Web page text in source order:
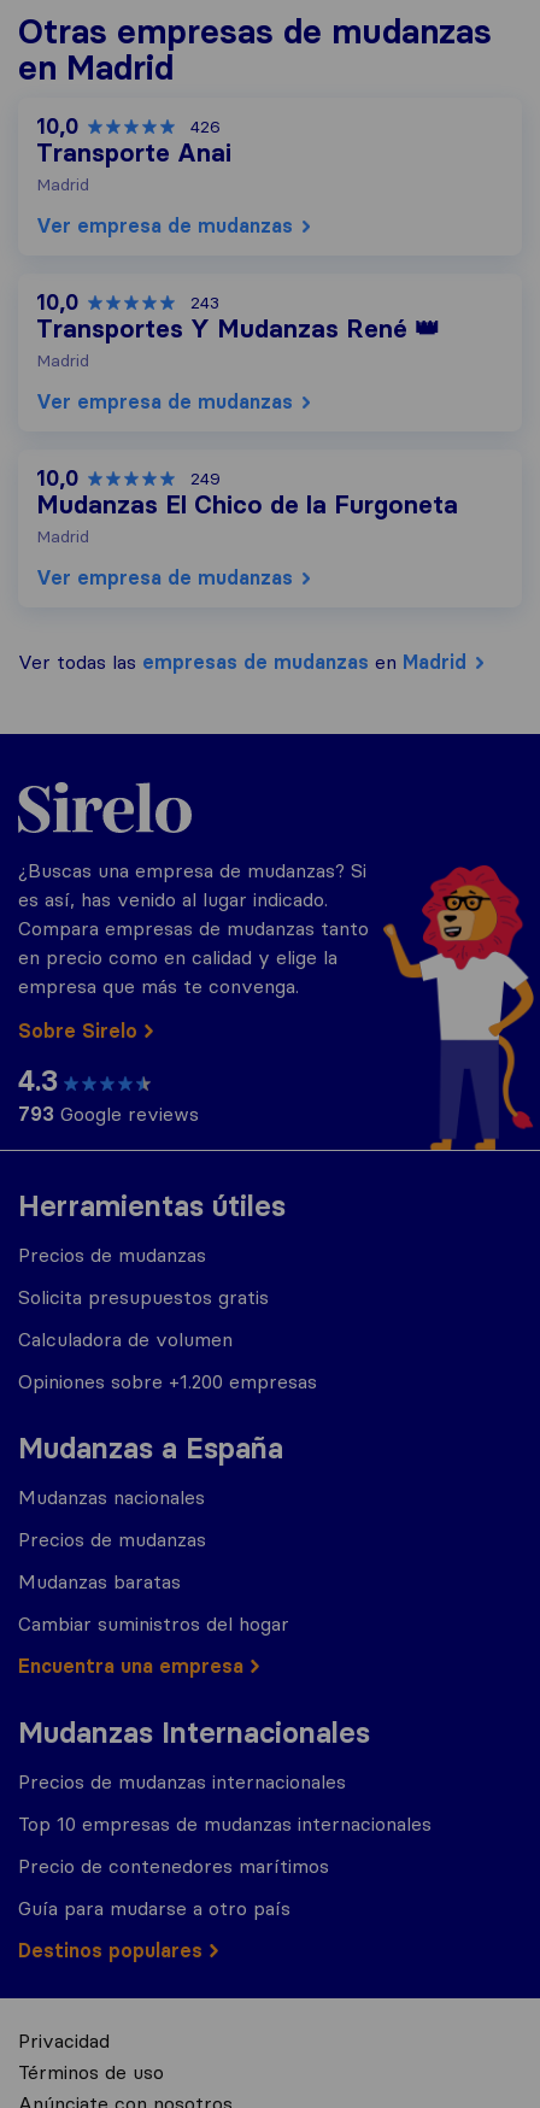
Otras empresas de mudanzas
en Madrid
10,0 426
Transporte Anai
Madrid
Ver empresa de mudanzas
10,0 243
Transportes Y Mudanzas René 👑
Madrid
Ver empresa de mudanzas
10,0 249
Mudanzas El Chico de la Furgoneta
Madrid
Ver empresa de mudanzas
Ver todas las empresas de mudanzas en Madrid
Herramientas útiles
Precios de mudanzas
Solicita presupuestos gratis
Calculadora de volumen
Opiniones sobre +1.200 empresas
Mudanzas a España
Mudanzas nacionales
Precios de mudanzas
Mudanzas baratas
Cambiar suministros del hogar
Encuentra una empresa
Mudanzas Internacionales
Precios de mudanzas internacionales
Top 10 empresas de mudanzas internacionales
Precio de contenedores marítimos
Guía para mudarse a otro país
Destinos populares
Sirelo.es
¿Buscas una empresa de mudanzas? Si
es así, has venido al lugar indicado.
Compara empresas de mudanzas tanto
en precio como en calidad y elige la
empresa que más te convenga.
Sobre Sirelo
4.3
793 Google reviews
Privacidad
Términos de uso
Anúnciate con nosotros